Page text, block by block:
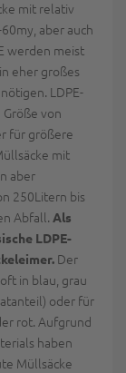
mit relativ
aber auch
werden meist
eher großes
LDPE-
von
für größere
mit
aber
250Litern bis
Abfall. Als
LDPE-
Der
in blau, grau
oder für
rot. Aufgrund
haben
Müllsäcke